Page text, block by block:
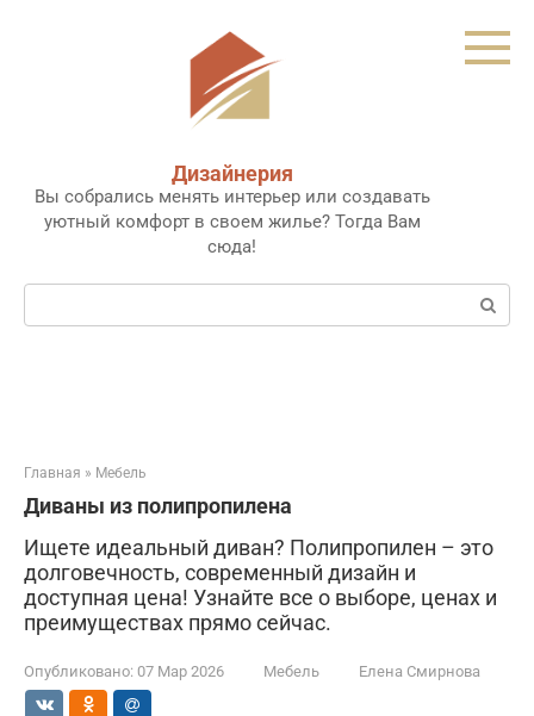
Дизайнерия
Вы собрались менять интерьер или создавать
уютный комфорт в своем жилье? Тогда Вам
сюда!
Поиск:
Главная » Мебель
Диваны из полипропилена
Ищете идеальный диван? Полипропилен – это
долговечность, современный дизайн и
доступная цена! Узнайте все о выборе, ценах и
преимуществах прямо сейчас.
Опубликовано: 07 Мар 2026 Мебель Елена Смирнова